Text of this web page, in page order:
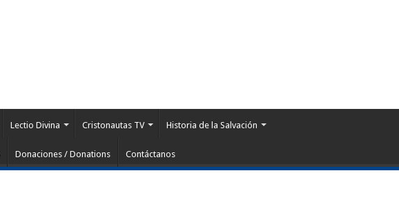
Lectio Divina Cristonautas TV Historia de la Salvación
Donaciones / Donations Contáctanos